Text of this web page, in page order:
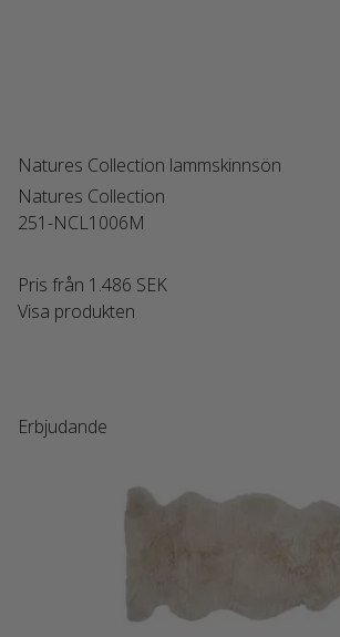
Natures Collection lammskinnsön
Natures Collection
251-NCL1006M
Pris från 1.486 SEK
Visa produkten
Erbjudande